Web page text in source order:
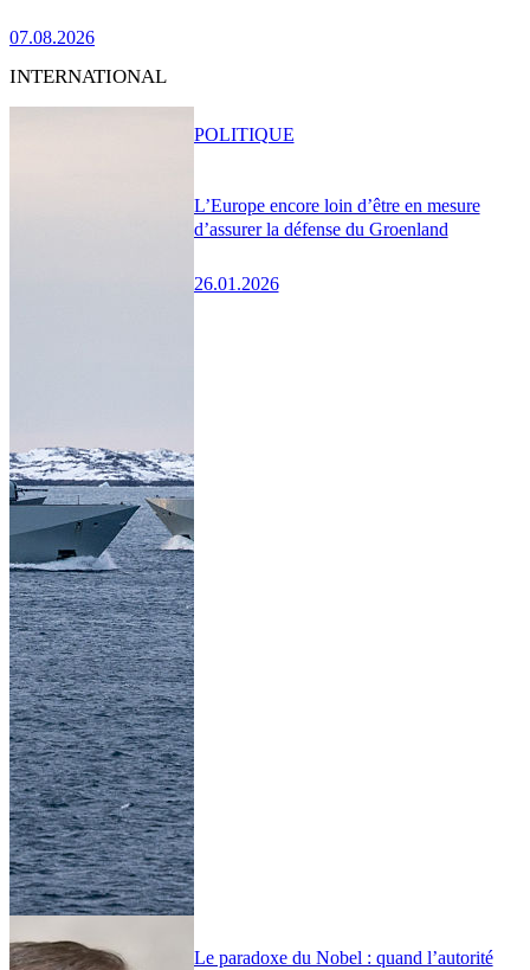
07.08.2026
INTERNATIONAL
L’Europe encore loin d’être en mesure
d’assurer la défense du Groenland
26.01.2026
POLITIQUE
Le paradoxe du Nobel : quand l’autorité